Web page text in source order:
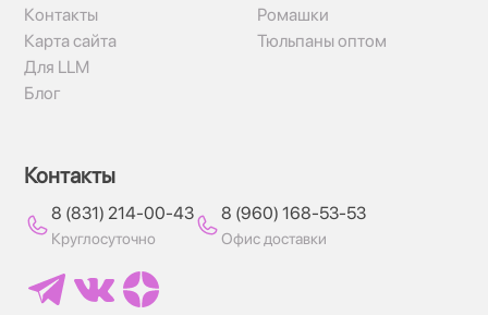
Контакты
Карта сайта
Для LLM
Блог
Ромашки
Тюльпаны оптом
Контакты
8 (831) 214-00-43
Круглосуточно
8 (960) 168-53-53
Офис доставки